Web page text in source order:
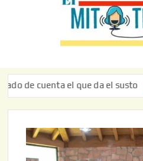
el que da el susto